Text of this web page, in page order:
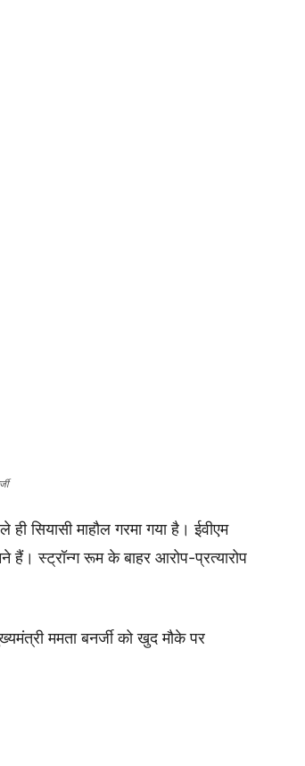
सियासी माहौल गरमा गया है। ईवीएम
स्ट्रॉन्ग रूम के बाहर आरोप-प्रत्यारोप
ममता बनर्जी को खुद मौके पर